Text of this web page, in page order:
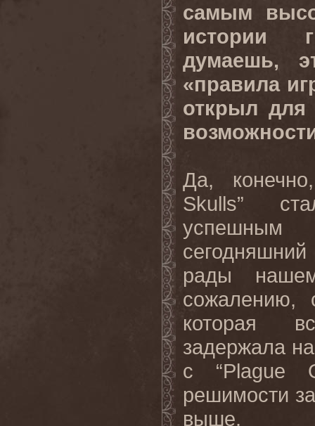
самым
истории
думаешь,
«правила
открыл для
Да,
Skulls”
рады
сожалению,
которая
задержала
с “Plague
решимости
выше.